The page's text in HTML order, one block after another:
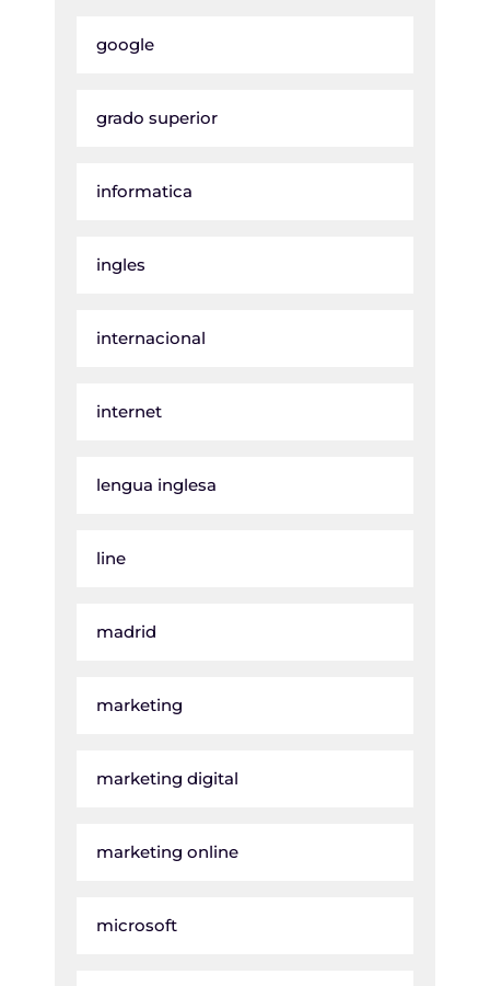
google
grado superior
informatica
ingles
internacional
internet
lengua inglesa
line
madrid
marketing
marketing digital
marketing online
microsoft